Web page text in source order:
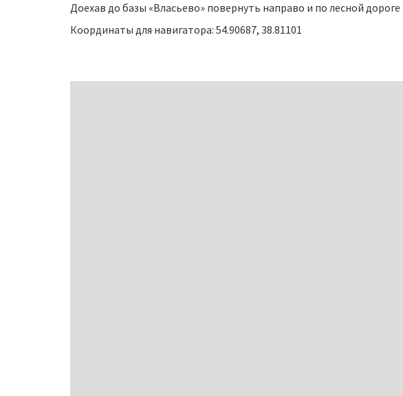
Доехав до базы «Власьево» повернуть направо и по лесной
Координаты для навигатора: 54.90687, 38.81101